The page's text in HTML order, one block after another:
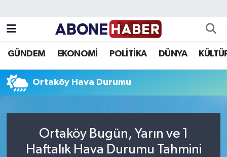
GÜNDEM EKONOMİ POLİTİKA DÜNYA
Ortaköy Hava Durumu
Ortaköy Bugün, Yarın ve 1
Haftalık Hava Durumu Tahmini
Bilim ve Teknoloji
Tüm Manşetler